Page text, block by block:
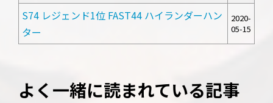
S74 レジェンド1位 FAST44 ハイランダーハン
ター
2020-
05-15
よく一緒に読まれている記事